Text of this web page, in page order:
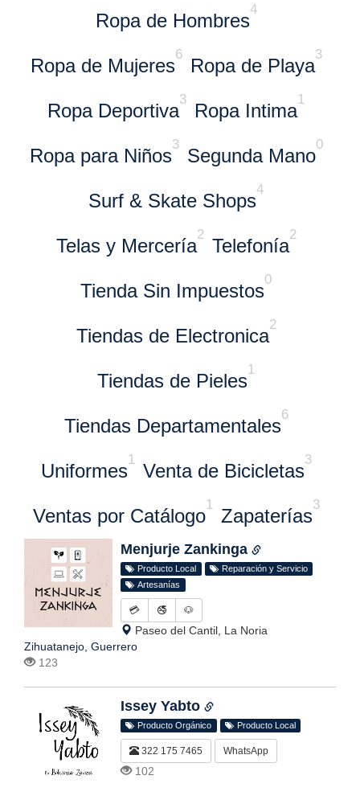
Ropa de Hombres
4
Ropa de Mujeres
6
Ropa de Playa
3
Ropa Deportiva
3
Ropa Intima
1
Ropa para Niños
3
Segunda Mano
0
Surf & Skate Shops
4
Telas y Mercería
2
Telefonía
2
Tienda Sin Impuestos
0
Tiendas de Electronica
2
Tiendas de Pieles
1
Tiendas Departamentales
6
Uniformes
1
Venta de Bicicletas
3
Ventas por Catálogo
1
Zapaterías
3
Menjurje Zankinga
Producto Local
Reparación y Servicio
Artesanías
💳 🚭 🐶
Paseo del Cantil, La Noria
Zihuatanejo, Guerrero
123
Issey Yabto
Producto Orgánico Producto Local
322 175 7465 WhatsApp
102